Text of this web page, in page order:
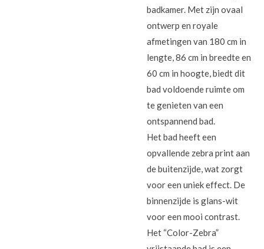
badkamer. Met zijn ovaal
ontwerp en royale
afmetingen van 180 cm in
lengte, 86 cm in breedte en
60 cm in hoogte, biedt dit
bad voldoende ruimte om
te genieten van een
ontspannend bad.
Het bad heeft een
opvallende zebra print aan
de buitenzijde, wat zorgt
voor een uniek effect. De
binnenzijde is glans-wit
voor een mooi contrast.
Het “Color-Zebra”